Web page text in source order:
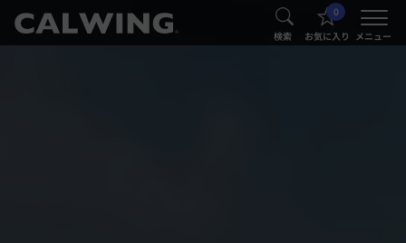
® 検索
0
お気に入り メニュー
®